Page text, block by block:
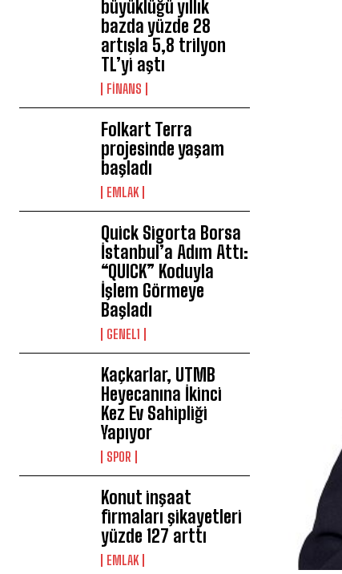
büyüklüğü yıllık
bazda yüzde 28
artışla 5,8 trilyon
TL’yi aştı
FİNANS
Folkart Terra
projesinde yaşam
başladı
EMLAK
Quick Sigorta Borsa
İstanbul’a Adım Attı:
“QUICK” Koduyla
İşlem Görmeye
Başladı
GENEL1
Kaçkarlar, UTMB
Heyecanına İkinci
Kez Ev Sahipliği
Yapıyor
SPOR
Konut inşaat
firmaları şikayetleri
yüzde 127 arttı
EMLAK